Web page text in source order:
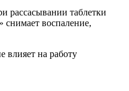
рассасывании таблетки
снимает воспаление,
влияет на работу